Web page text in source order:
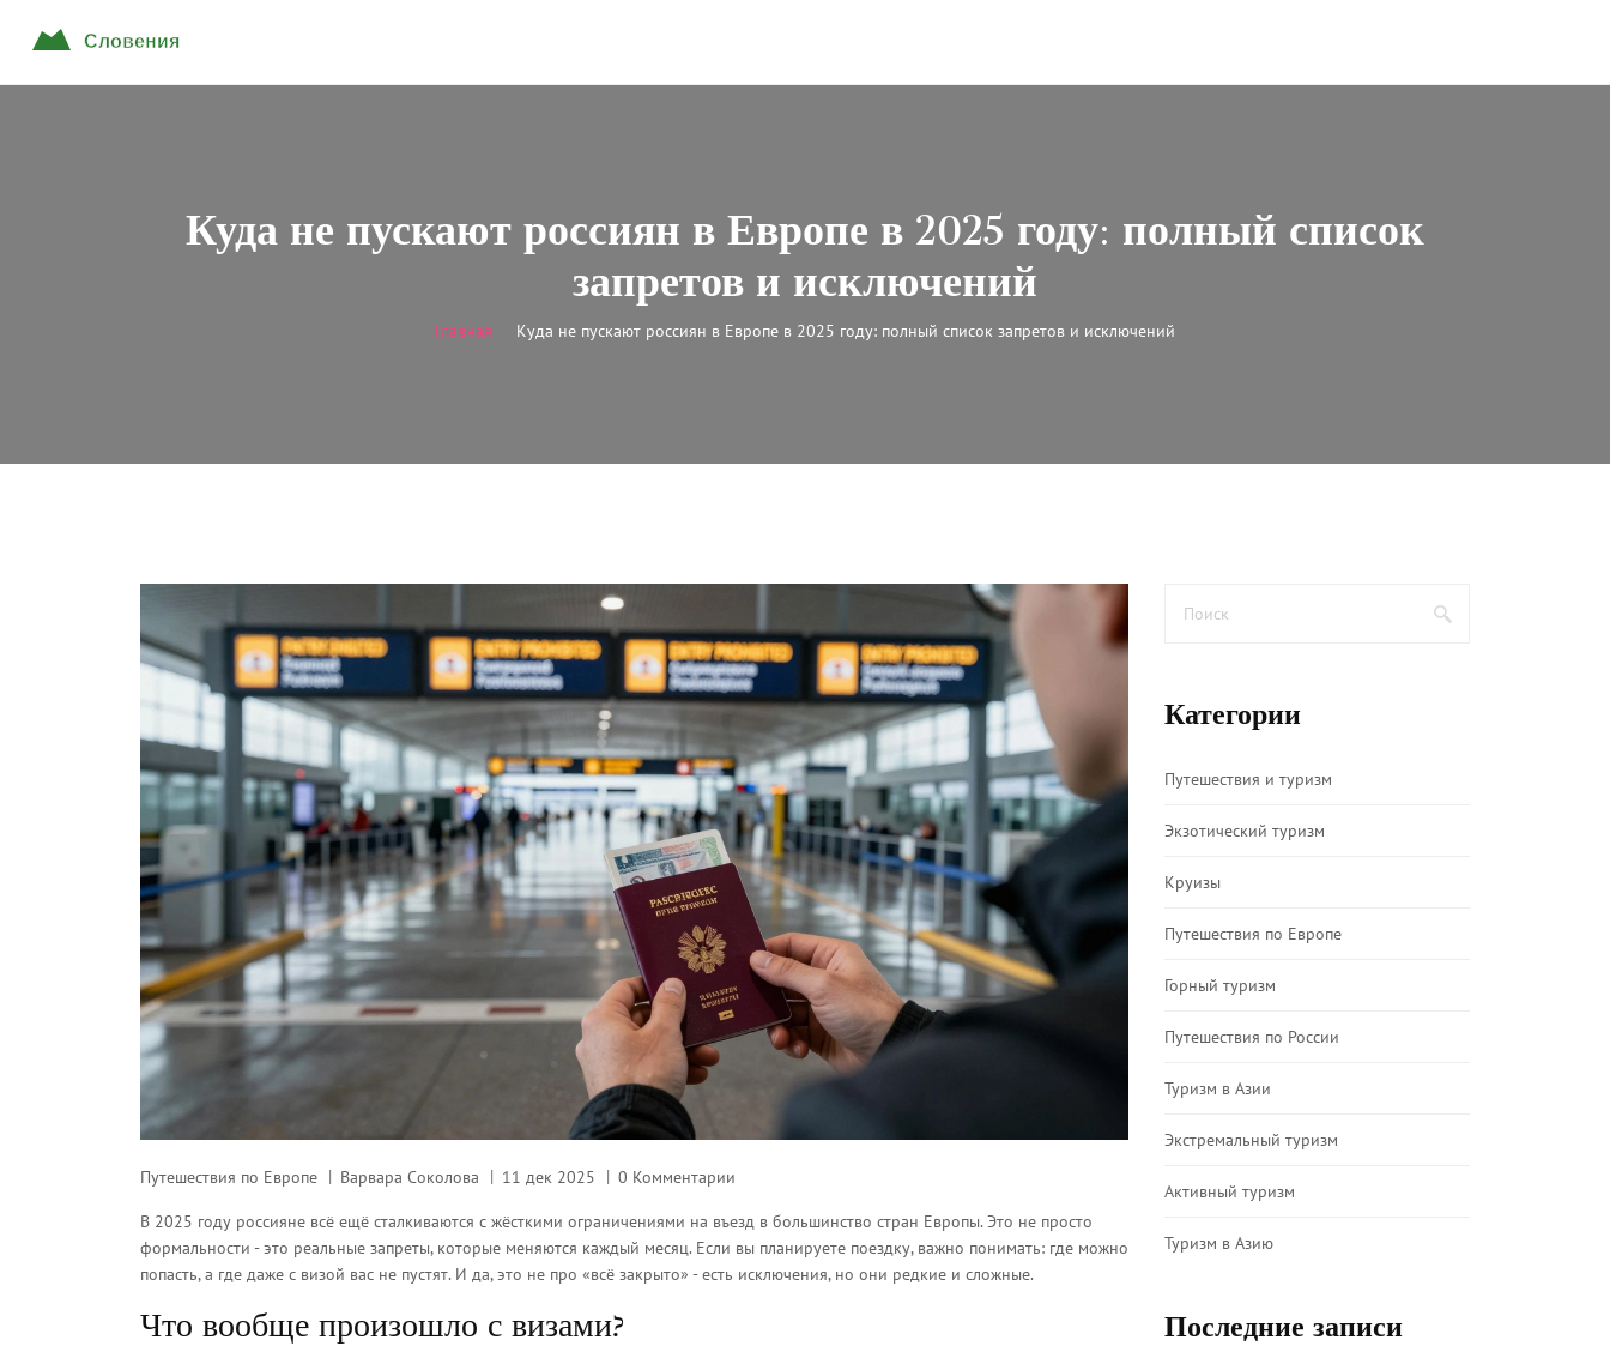
Куда не пускают россиян в Европе в 2025 году: полный список
запретов и исключений
Главная Куда не пускают россиян в Европе в 2025 году: полный список запретов и исключений
Путешествия по Европе Варвара Соколова 11 дек 2025 0 Комментарии
В 2025 году россияне всё ещё сталкиваются с жёсткими ограничениями на въезд в большинство стран Европы. Это не просто
формальности - это реальные запреты, которые меняются каждый месяц. Если вы планируете поездку, важно понимать: где можно
попасть, а где даже с визой вас не пустят. И да, это не про «всё закрыто» - есть исключения, но они редкие и сложные.
Что вообще произошло с визами?
Категории
Путешествия и туризм
Экзотический туризм
Круизы
Путешествия по Европе
Горный туризм
Путешествия по России
Туризм в Азии
Экстремальный туризм
Активный туризм
Туризм в Азию
Последние записи